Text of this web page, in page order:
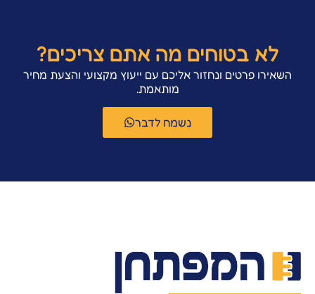
לא בטוחים מה אתם צריכים?
השאירו פרטים ונחזור אליכם עם ייעוץ מקצועי והצעת מחיר
מותאמת.
נשמח לדבר